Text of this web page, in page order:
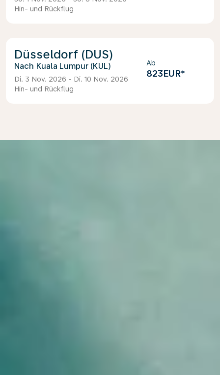
Hin- und Rückflug
Düsseldorf (DUS)
Kuala Lumpur (KUL)
Di. 3 Nov. 2026 - Di. 10 Nov. 2026
Hin- und Rückflug
Ab
823EUR*